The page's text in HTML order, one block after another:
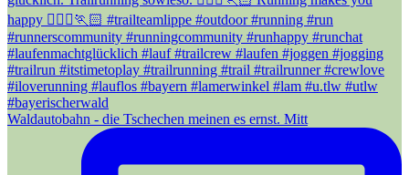
Waldautobahn - die Tschechen meinen es ernst. Mitt